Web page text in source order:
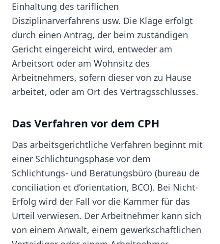
Einhaltung des tariflichen
Disziplinarverfahrens usw. Die Klage erfolgt
durch einen Antrag, der beim zuständigen
Gericht eingereicht wird, entweder am
Arbeitsort oder am Wohnsitz des
Arbeitnehmers, sofern dieser von zu Hause
arbeitet, oder am Ort des Vertragsschlusses.
Das Verfahren vor dem CPH
Das arbeitsgerichtliche Verfahren beginnt mit
einer Schlichtungsphase vor dem
Schlichtungs- und Beratungsbüro (bureau de
conciliation et d’orientation, BCO). Bei Nicht-
Erfolg wird der Fall vor die Kammer für das
Urteil verwiesen. Der Arbeitnehmer kann sich
von einem Anwalt, einem gewerkschaftlichen